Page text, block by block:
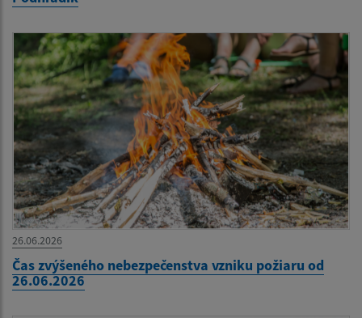
26.06.2026
Čas zvýšeného nebezpečenstva vzniku požiaru od
26.06.2026